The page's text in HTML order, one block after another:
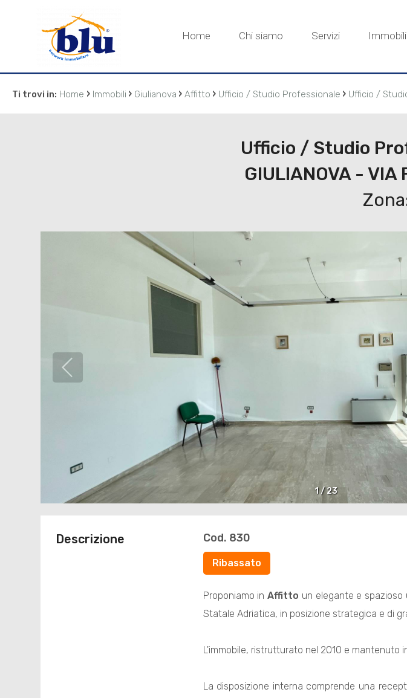
Home Chi siamo Servizi Immobili
Ti trovi in: Home › Immobili › Giulianova › Affitto › Ufficio / Studio Professionale › Ufficio /
Ufficio / Studio
GIULIANOVA - VIA
1/23
Descrizione Cod. 830
Ribassato
Proponiamo inAffitto un elegante e
Statale Adriatica, in posizione strategica e di
L'immobile, ristrutturato nel 2010 e mantenuto
La disposizione interna comprende una